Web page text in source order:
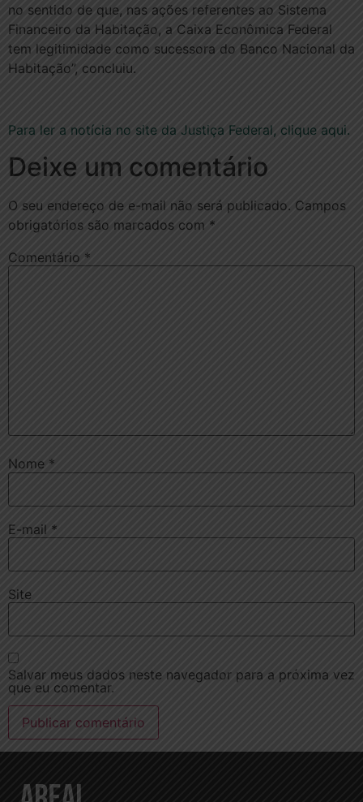
no sentido de que, nas ações referentes ao Sistema
Financeiro da Habitação, a Caixa Econômica Federal
tem legitimidade como sucessora do Banco Nacional da
Habitação”, concluiu.
Para ler a notícia no site da Justiça Federal, clique aqui.
Deixe um comentário
O seu endereço de e-mail não será publicado. Campos
obrigatórios são marcados com *
Comentário *
Nome *
E-mail *
Site
Salvar meus dados neste navegador para a próxima vez
que eu comentar.